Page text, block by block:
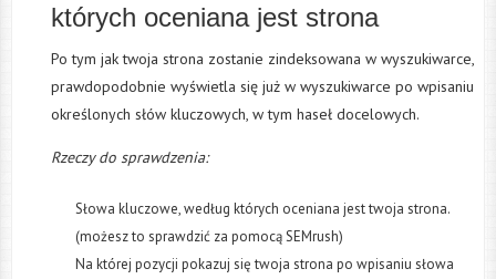
których oceniana jest strona
Po tym jak twoja strona zostanie zindeksowana w wyszukiwarce,
prawdopodobnie wyświetla się już w wyszukiwarce po wpisaniu
określonych słów kluczowych, w tym haseł docelowych.
Rzeczy do sprawdzenia:
Słowa kluczowe, według których oceniana jest twoja strona.
(możesz to sprawdzić za pomocą SEMrush)
Na której pozycji pokazuj się twoja strona po wpisaniu słowa